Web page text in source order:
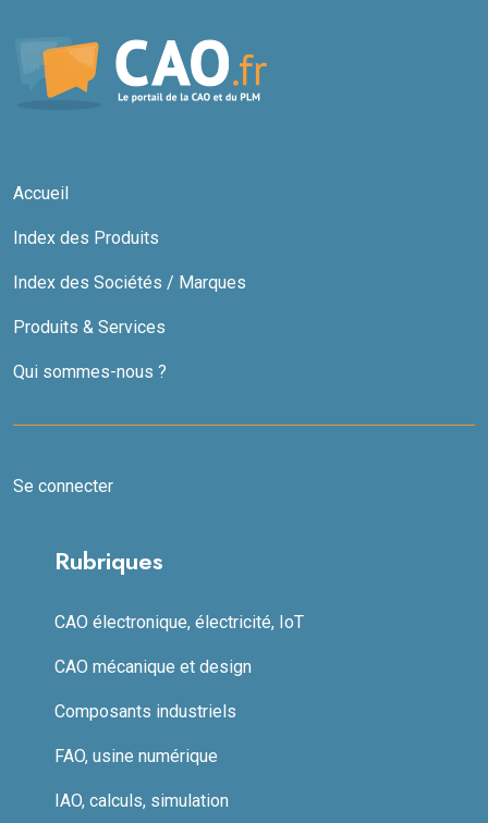
Accueil
Index des Produits
Index des Sociétés / Marques
Produits & Services
Qui sommes-nous ?
Se connecter
Rubriques
CAO électronique, électricité, IoT
CAO mécanique et design
Composants industriels
FAO, usine numérique
IAO, calculs, simulation